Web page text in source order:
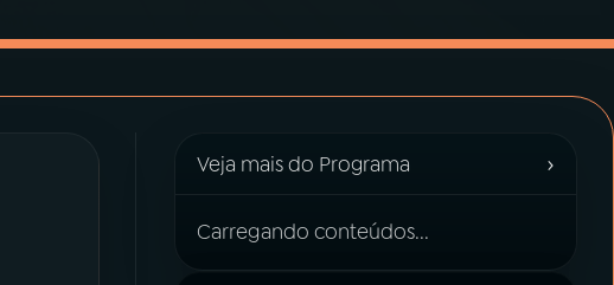
Veja mais do Programa ›
Carregando conteúdos...